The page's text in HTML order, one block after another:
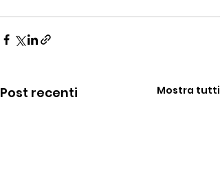
Post recenti Mostra tutti